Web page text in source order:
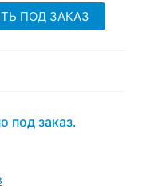
ПОД ЗАКАЗ
под заказ.